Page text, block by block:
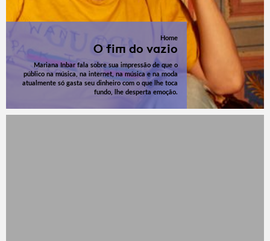
Home
O fim do vazio
Mariana Inbar fala sobre sua impressão de que o
público na música, na internet, na música e na moda
atualmente só gasta seu dinheiro com o que lhe toca
fundo, lhe desperta emoção.